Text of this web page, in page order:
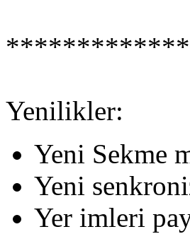
Yenilikler:
Yeni Sekme
Yeni
Yer imleri